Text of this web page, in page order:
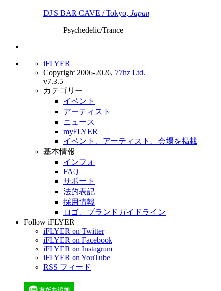
DJ'S BAR CAVE / Tokyo, Japan
Psychedelic/Trance
iFLYER
Copyright 2006-2026, 77hz Ltd.
v7.3.5
カテゴリー
イベント
アーティスト
ニュース
myFLYER
イベント、アーティスト、会場を掲載
基本情報
インフォ
FAQ
サポート
法的表記
採用情報
ロゴ、ブランドガイドライン
Follow iFLYER
iFLYER on Twitter
iFLYER on Facebook
iFLYER on Instagram
iFLYER on YouTube
RSS フィード